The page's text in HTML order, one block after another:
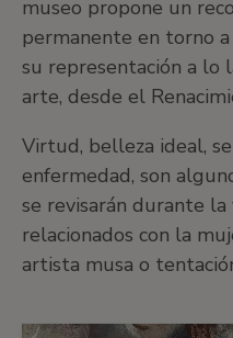
museo propone un
permanente en torno
su representación a lo
arte, desde el
Virtud, belleza ideal,
enfermedad, son
se revisarán durante la
relacionados con la
artista musa o